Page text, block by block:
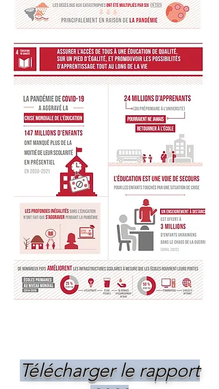
Télécharger le rapport